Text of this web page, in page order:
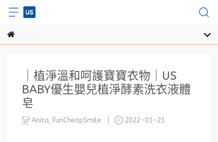
｜植淨溫和呵護寶寶衣物｜US
BABY優生嬰兒植淨酵素洗衣液體
皂
Anita, FunCheapSmile 2022-01-21